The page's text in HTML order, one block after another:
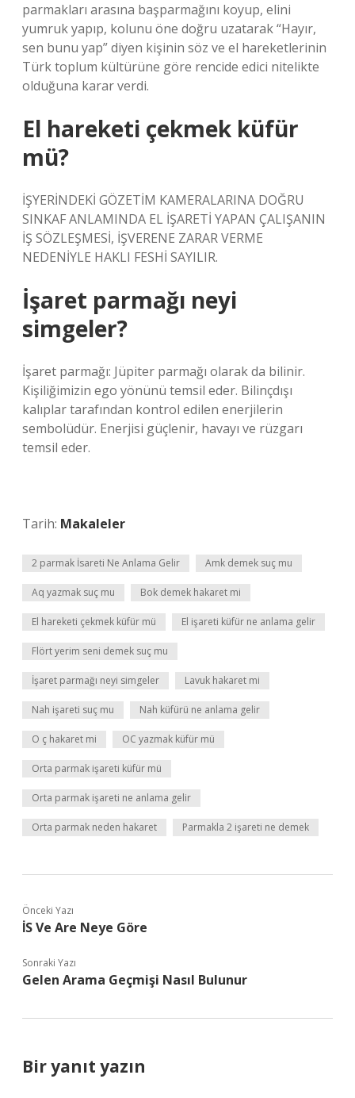
parmakları arasına başparmağını koyup, elini
yumruk yapıp, kolunu öne doğru uzatarak “Hayır,
sen bunu yap” diyen kişinin söz ve el hareketlerinin
Türk toplum kültürüne göre rencide edici nitelikte
olduğuna karar verdi.
El hareketi çekmek küfür
mü?
İŞYERİNDEKİ GÖZETİM KAMERALARINA DOĞRU
SINKAF ANLAMINDA EL İŞARETİ YAPAN ÇALIŞANIN
İŞ SÖZLEŞMESİ, İŞVERENE ZARAR VERME
NEDENİYLE HAKLI FESHİ SAYILIR.
İşaret parmağı neyi
simgeler?
İşaret parmağı: Jüpiter parmağı olarak da bilinir.
Kişiliğimizin ego yönünü temsil eder. Bilinçdışı
kalıplar tarafından kontrol edilen enerjilerin
sembolüdür. Enerjisi güçlenir, havayı ve rüzgarı
temsil eder.
Tarih: Makaleler
2 parmak İsareti Ne Anlama Gelir Amk demek suç mu
Aq yazmak suç mu Bok demek hakaret mi
El hareketi çekmek küfür mü El işareti küfür ne anlama gelir
Flört yerim seni demek suç mu
İşaret parmağı neyi simgeler Lavuk hakaret mi
Nah işareti suç mu Nah küfürü ne anlama gelir
O ç hakaret mi OC yazmak küfür mü
Orta parmak işareti küfür mü
Orta parmak işareti ne anlama gelir
Orta parmak neden hakaret Parmakla 2 işareti ne demek
Önceki Yazı
İS Ve Are Neye Göre
Sonraki Yazı
Gelen Arama Geçmişi Nasıl Bulunur
Bir yanıt yazın